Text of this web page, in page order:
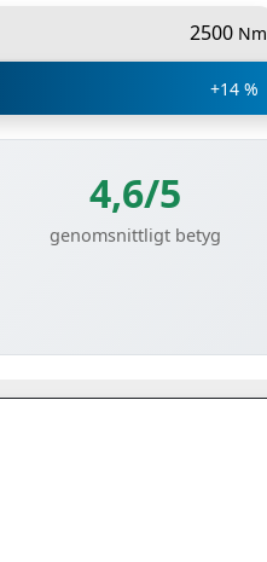
2500 Nm
+14 %
4,6/5
genomsnittligt betyg